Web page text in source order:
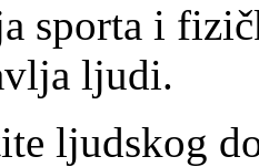
sporta i
ljudi.
ljudskog